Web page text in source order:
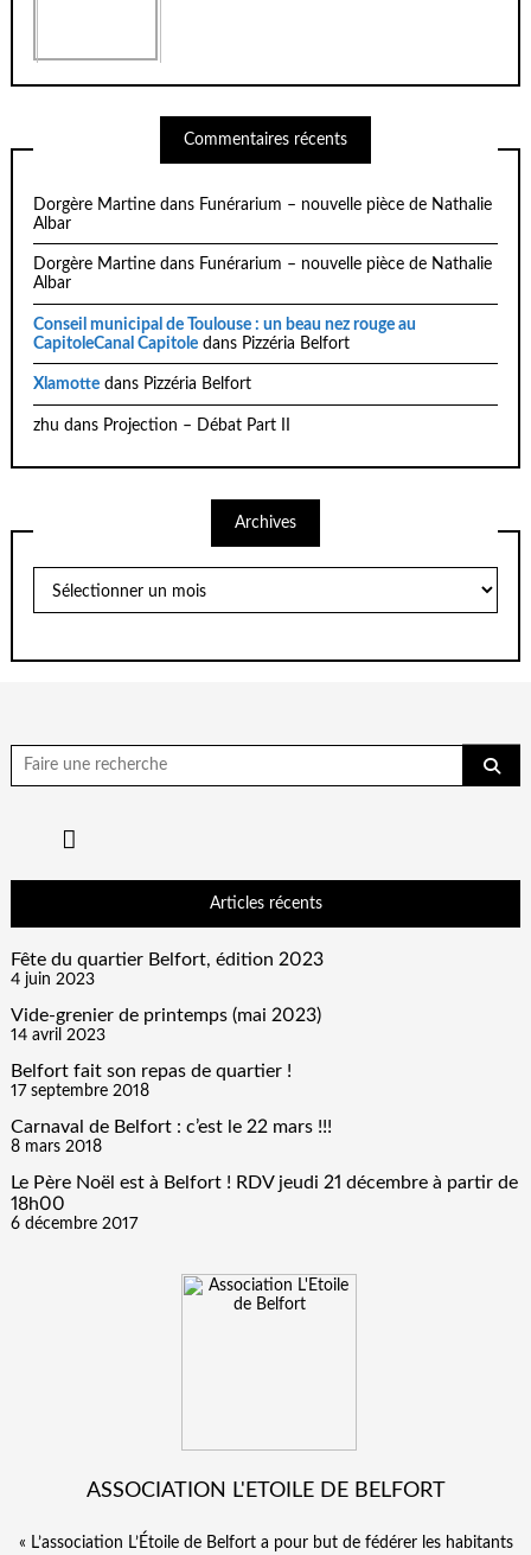
Commentaires récents
Dorgère Martine dans Funérarium – nouvelle pièce de Nathalie
Albar
Dorgère Martine dans Funérarium – nouvelle pièce de Nathalie
Albar
Conseil municipal de Toulouse : un beau nez rouge au
CapitoleCanal Capitole dans Pizzéria Belfort
Xlamotte dans Pizzéria Belfort
zhu dans Projection – Débat Part II
Archives
pour:
Articles récents
Fête du quartier Belfort, édition 2023
4 juin 2023
Vide-grenier de printemps (mai 2023)
14 avril 2023
Belfort fait son repas de quartier !
17 septembre 2018
Carnaval de Belfort : c’est le 22 mars !!!
8 mars 2018
Le Père Noël est à Belfort ! RDV jeudi 21 décembre à partir de
18h00
6 décembre 2017
ASSOCIATION L'ETOILE DE BELFORT
« L’association L’Étoile de Belfort a pour but de fédérer les habitants